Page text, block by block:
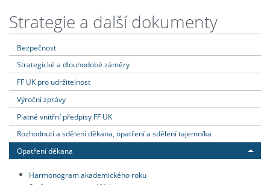
Strategie a další dokumenty
Bezpečnost
Strategické a dlouhodobé záměry
FF UK pro udržitelnost
Výroční zprávy
Platné vnitřní předpisy FF UK
Rozhodnutí a sdělení děkana, opatření a sdělení tajemníka
Opatření děkana
Harmonogram akademického roku